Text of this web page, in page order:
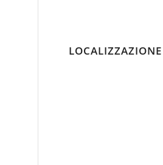
LOCALIZZAZIONE